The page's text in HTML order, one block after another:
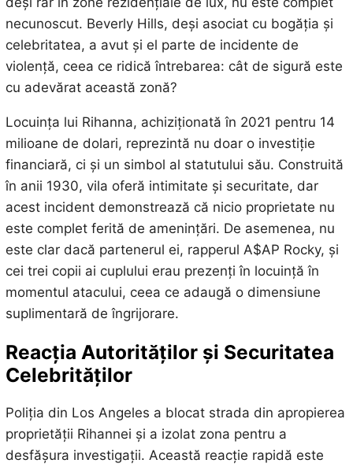
necunoscut. Beverly Hills, deși asociat cu bogăția și
celebritatea, a avut și el parte de incidente de
violență, ceea ce ridică întrebarea: cât de sigură este
cu adevărat această zonă?
Locuința lui Rihanna, achiziționată în 2021 pentru 14
milioane de dolari, reprezintă nu doar o investiție
financiară, ci și un simbol al statutului său. Construită
în anii 1930, vila oferă intimitate și securitate, dar
acest incident demonstrează că nicio proprietate nu
este complet ferită de amenințări. De asemenea, nu
este clar dacă partenerul ei, rapperul A$AP Rocky, și
cei trei copii ai cuplului erau prezenți în locuință în
momentul atacului, ceea ce adaugă o dimensiune
suplimentară de îngrijorare.
Reacția Autorităților și Securitatea
Celebrităților
Poliția din Los Angeles a blocat strada din apropierea
proprietății Rihannei și a izolat zona pentru a
desfășura investigații. Această reacție rapidă este